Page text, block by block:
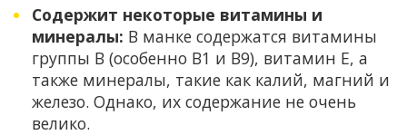
Содержит некоторые витамины и
минералы: В манке содержатся витамины
группы B (особенно B1 и B9), витамин E, а
также минералы, такие как калий, магний и
железо. Однако, их содержание не очень
велико.